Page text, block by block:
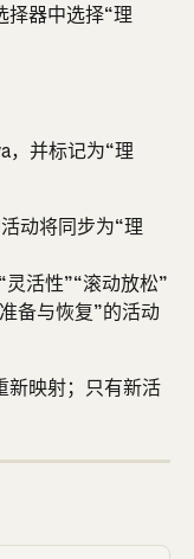
择器中选择“理
，并标记为“理
动将同步为“理
活性”“滚动放松”
备与恢复”的活动
新映射；只有新活